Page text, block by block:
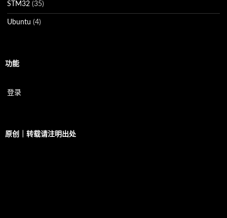
STM32 (35)
Ubuntu (4)
功能
登录
原创｜转载请注明出处